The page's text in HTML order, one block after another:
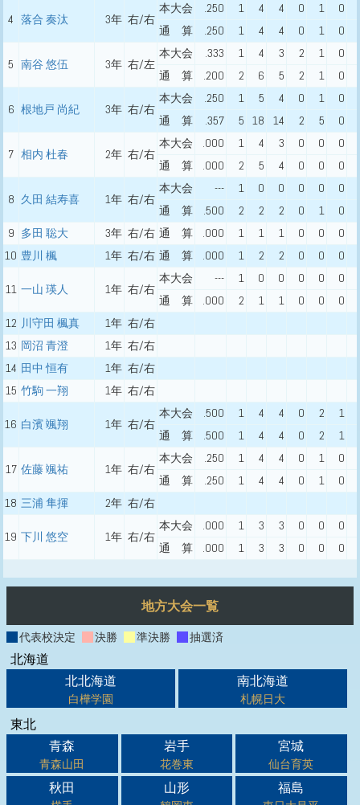
4 落合 奏汰 3年 右/右
本大会 .250 1 4 4 0 1 0
通 算
.250 1 4 4 0 1 0
5 南谷 悠伍 3年 右/左
本大会 .333 1 4 3 2 1 0
通 算
.200 2 6 5 2 1 0
6 根地戸 尚紀 3年 右/右
本大会 .250 1 5 4 0 1 0
通 算
.357 5 18 14 2 5 0
7 相内 杜春 2年 右/右
本大会 .000 1 4 3 0 0 0
通 算
.000 2 5 4 0 0 0
8 久田 結寿喜 1年 右/右
本大会 --- 1 0 0 0 0 0
通 算
.500 2 2 2 0 1 0
9 多田 聡大 3年 右/右 通 算 .000 1 1 1 0 0 0
10 豊川 楓 1年 右/右 通 算 .000 1 2 2 0 0 0
11 一山 瑛人 1年 右/右
本大会 --- 1 0 0 0 0 0
通 算
.000 2 1 1 0 0 0
12 川守田 楓真 1年 右/右
13 岡沼 青澄 1年 右/右
14 田中 恒有 1年 右/右
15 竹駒 一翔 1年 右/右
16 白濱 颯翔 1年 右/右
本大会 .500 1 4 4 0 2 1
通 算
.500 1 4 4 0 2 1
17 佐藤 颯祐 1年 右/右
本大会 .250 1 4 4 0 1 0
通 算
.250 1 4 4 0 1 0
18 三浦 隼揮 2年 右/右
19 下川 悠空 1年 右/右
本大会 .000 1 3 3 0 0 0
通 算
.000 1 3 3 0 0 0
地方大会一覧
代表校決定 決勝 準決勝 抽選済
北海道
北北海道
白樺学園
南北海道
札幌日大
東北
青森
青森山田
岩手
花巻東
宮城
仙台育英
秋田 山形 福島